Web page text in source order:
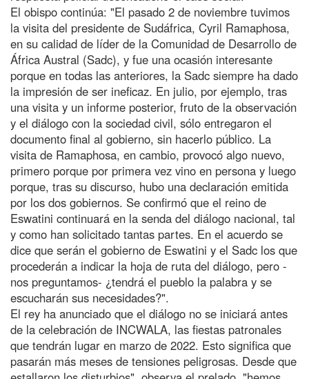
El obispo continúa: "El pasado 2 de noviembre tuvimos
la visita del presidente de Sudáfrica, Cyril Ramaphosa,
en su calidad de líder de la Comunidad de Desarrollo de
África Austral (Sadc), y fue una ocasión interesante
porque en todas las anteriores, la Sadc siempre ha dado
la impresión de ser ineficaz. En julio, por ejemplo, tras
una visita y un informe posterior, fruto de la observación
y el diálogo con la sociedad civil, sólo entregaron el
documento final al gobierno, sin hacerlo público. La
visita de Ramaphosa, en cambio, provocó algo nuevo,
primero porque por primera vez vino en persona y luego
porque, tras su discurso, hubo una declaración emitida
por los dos gobiernos. Se confirmó que el reino de
Eswatini continuará en la senda del diálogo nacional, tal
y como han solicitado tantas partes. En el acuerdo se
dice que serán el gobierno de Eswatini y el Sadc los que
procederán a indicar la hoja de ruta del diálogo, pero -
nos preguntamos- ¿tendrá el pueblo la palabra y se
escucharán sus necesidades?".
El rey ha anunciado que el diálogo no se iniciará antes
de la celebración de INCWALA, las fiestas patronales
que tendrán lugar en marzo de 2022. Esto significa que
pasarán más meses de tensiones peligrosas. Desde que